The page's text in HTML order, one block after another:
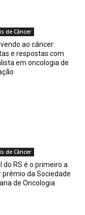
de Câncer
ao câncer:
e respostas com
em oncologia de
de Câncer
do RS é o primeiro a
prêmio da Sociedade
de Oncologia